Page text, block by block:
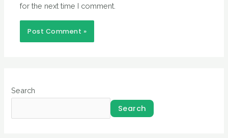
for the next time I comment.
Search
Search